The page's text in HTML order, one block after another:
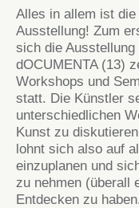
Alles in allem ist
Ausstellung! Zum
sich die
dOCUMENTA(13)
Workshops und
statt. Die Künstler
unterschiedlichen
Kunst zu
lohnt sich also auf
einzuplanen und
zu nehmen (überall
Entdecken zu